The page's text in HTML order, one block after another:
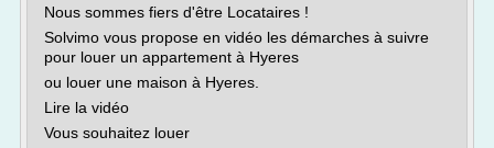
Nous sommes fiers d'être Locataires !
Solvimo vous propose en vidéo les démarches à suivre
pour louer un appartement à Hyeres
ou louer une maison à Hyeres.
Lire la vidéo
Vous souhaitez louer